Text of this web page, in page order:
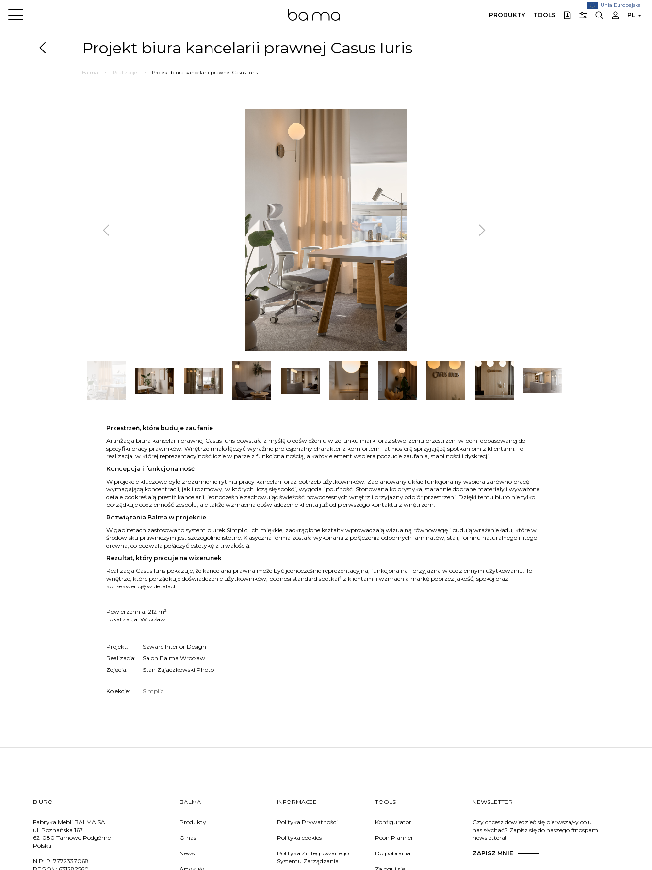
Unia Europejska
PRODUKTY TOOLS PL
Projekt biura kancelarii prawnej Casus Iuris
Balma Realizacje Projekt biura kancelarii prawnej Casus Iuris
Poprzedni Następny
Przestrzeń, która buduje zaufanie
Aranżacja biura kancelarii prawnej Casus Iuris powstała z myślą o odświeżeniu wizerunku marki oraz stworzeniu przestrzeni w pełni dopasowanej do
specyfiki pracy prawników. Wnętrze miało łączyć wyraźnie profesjonalny charakter z komfortem i atmosferą sprzyjającą spotkaniom z klientami. To
realizacja, w której reprezentacyjność idzie w parze z funkcjonalnością, a każdy element wspiera poczucie zaufania, stabilności i dyskrecji.
Koncepcja i funkcjonalność
W projekcie kluczowe było zrozumienie rytmu pracy kancelarii oraz potrzeb użytkowników. Zaplanowany układ funkcjonalny wspiera zarówno pracę
wymagającą koncentracji, jak i rozmowy, w których liczą się spokój, wygoda i poufność. Stonowana kolorystyka, starannie dobrane materiały i wyważone
detale podkreślają prestiż kancelarii, jednocześnie zachowując świeżość nowoczesnych wnętrz i przyjazny odbiór przestrzeni. Dzięki temu biuro nie tylko
porządkuje codzienność zespołu, ale także wzmacnia doświadczenie klienta już od pierwszego kontaktu z wnętrzem.
Rozwiązania Balma w projekcie
W gabinetach zastosowano system biurek Simplic. Ich miękkie, zaokrąglone kształty wprowadzają wizualną równowagę i budują wrażenie ładu, które w
środowisku prawniczym jest szczególnie istotne. Klasyczna forma została wykonana z połączenia odpornych laminatów, stali, forniru naturalnego i litego
drewna, co pozwala połączyć estetykę z trwałością.
Rezultat, który pracuje na wizerunek
Realizacja Casus Iuris pokazuje, że kancelaria prawna może być jednocześnie reprezentacyjna, funkcjonalna i przyjazna w codziennym użytkowaniu. To
wnętrze, które porządkuje doświadczenie użytkowników, podnosi standard spotkań z klientami i wzmacnia markę poprzez jakość, spokój oraz
konsekwencję w detalach.
Powierzchnia: 212 m²
Lokalizacja: Wrocław
Projekt:
Szwarc Interior Design
Realizacja:
Salon Balma Wrocław
Zdjęcia:
Stan Zajączkowski Photo
Kolekcje: Simplic
BIURO
Fabryka Mebli BALMA SA
ul. Poznańska 167
62-080 Tarnowo Podgórne
Polska
NIP: PL7772337068
BALMA
Produkty
O nas
News
INFORMACJE
Polityka Prywatności
Polityka cookies
Polityka Zintegrowanego
Systemu Zarządzania
TOOLS
Konfigurator
Pcon Planner
Do pobrania
NEWSLETTER
Czy chcesz dowiedzieć się pierwsza/-y co u
nas słychać? Zapisz się do naszego #nospam
newslettera!
ZAPISZ MNIE